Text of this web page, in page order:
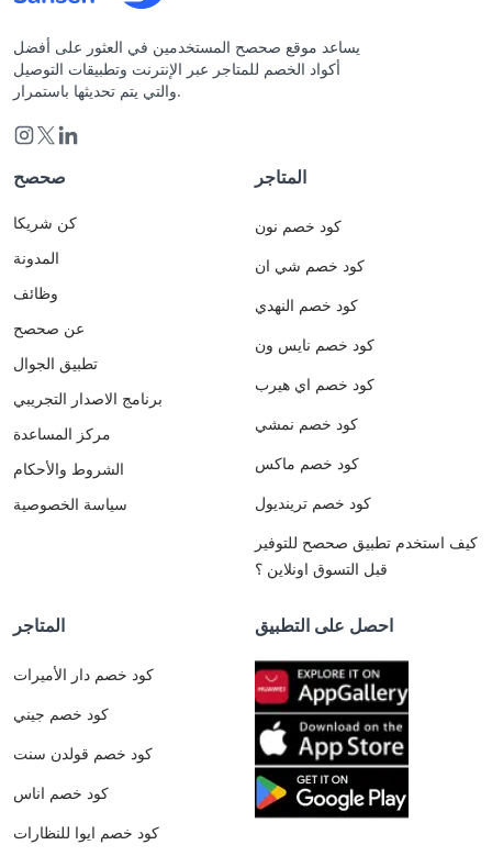
يساعد موقع صحصح المستخدمين في العثور على أفضل
أكواد الخصم للمتاجر عبر الإنترنت وتطبيقات التوصيل
والتي يتم تحديثها باستمرار.
صحصح
كن شريكا
المدونة
وظائف
عن صحصح
تطبيق الجوال
برنامج الاصدار التجريبي
مركز المساعدة
الشروط والأحكام
سياسة الخصوصية
المتاجر
كود خصم نون
كود خصم شي ان
كود خصم النهدي
كود خصم نايس ون
كود خصم اي هيرب
كود خصم نمشي
كود خصم ماكس
كود خصم ترينديول
كيف استخدم تطبيق صحصح للتوفير
قبل التسوق اونلاين ؟
المتاجر
كود خصم دار الأميرات
كود خصم جيني
كود خصم قولدن سنت
كود خصم اناس
كود خصم ايوا للنظارات
احصل على التطبيق